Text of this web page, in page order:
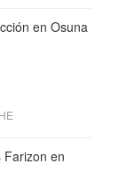
en Osuna
Farizon en